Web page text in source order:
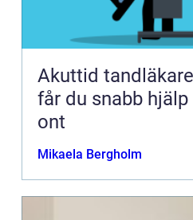
Akuttid tandläkare i
får du snabb
ont
Mikaela Bergholm